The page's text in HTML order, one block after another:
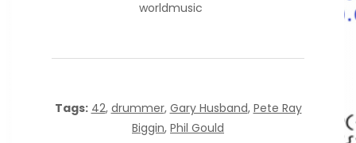
worldmusic
Tags: 42, drummer, Gary Husband, Pete Ray
Biggin, Phil Gould